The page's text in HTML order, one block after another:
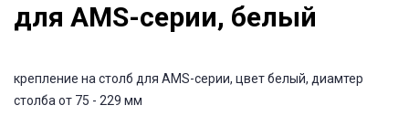
для AMS-серии, белый
крепление на столб для AMS-серии, цвет белый, диамтер
столба от 75 - 229 мм